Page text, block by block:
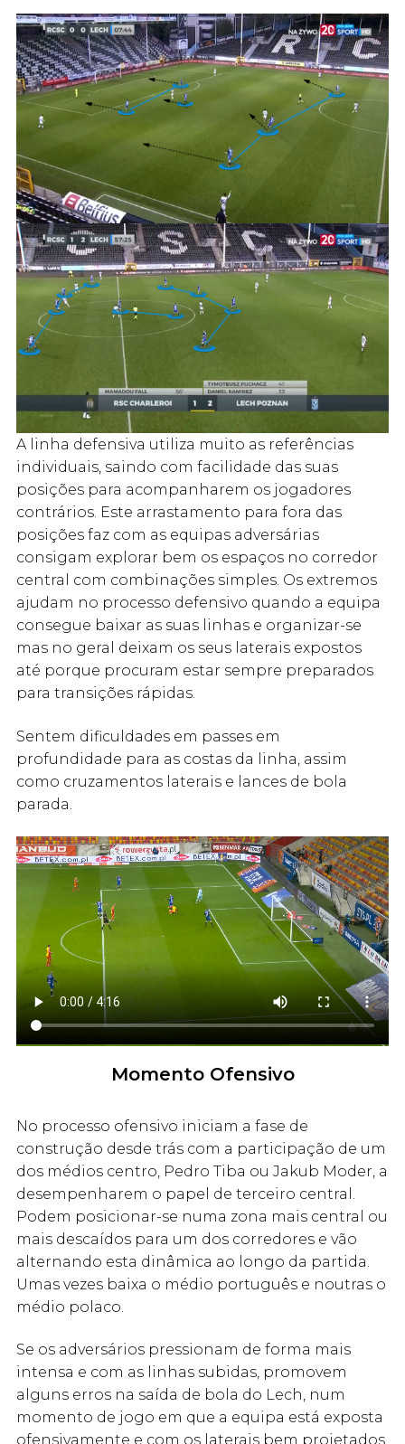
A linha defensiva utiliza muito as referências
individuais, saindo com facilidade das suas
posições para acompanharem os jogadores
contrários. Este arrastamento para fora das
posições faz com as equipas adversárias
consigam explorar bem os espaços no corredor
central com combinações simples. Os extremos
ajudam no processo defensivo quando a equipa
consegue baixar as suas linhas e organizar-se
mas no geral deixam os seus laterais expostos
até porque procuram estar sempre preparados
para transições rápidas.
Sentem dificuldades em passes em
profundidade para as costas da linha, assim
como cruzamentos laterais e lances de bola
parada.
Momento Ofensivo
No processo ofensivo iniciam a fase de
construção desde trás com a participação de um
dos médios centro, Pedro Tiba ou Jakub Moder, a
desempenharem o papel de terceiro central.
Podem posicionar-se numa zona mais central ou
mais descaídos para um dos corredores e vão
alternando esta dinâmica ao longo da partida.
Umas vezes baixa o médio português e noutras o
médio polaco.
Se os adversários pressionam de forma mais
intensa e com as linhas subidas, promovem
alguns erros na saída de bola do Lech, num
momento de jogo em que a equipa está exposta
ofensivamente e com os laterais bem projetados